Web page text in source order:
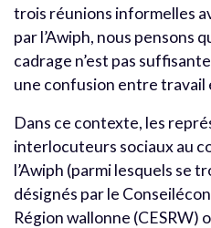
trois réunions informelles
par l’Awiph, nous pensons
cadrage n’est pas
une confusion entre travail
Dans ce contexte, les
interlocuteurs sociaux au
l’Awiph (parmi lesquels se
désignés par le
Région wallonne (CESRW)